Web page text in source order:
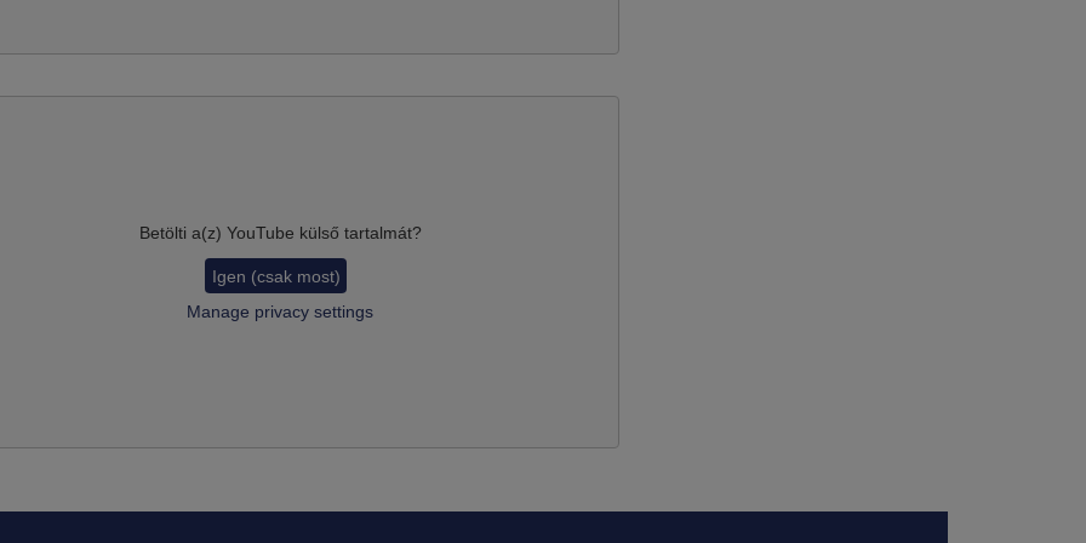
Betölti a(z) YouTube külső tartalmát?
Igen (csak most)
Manage privacy settings